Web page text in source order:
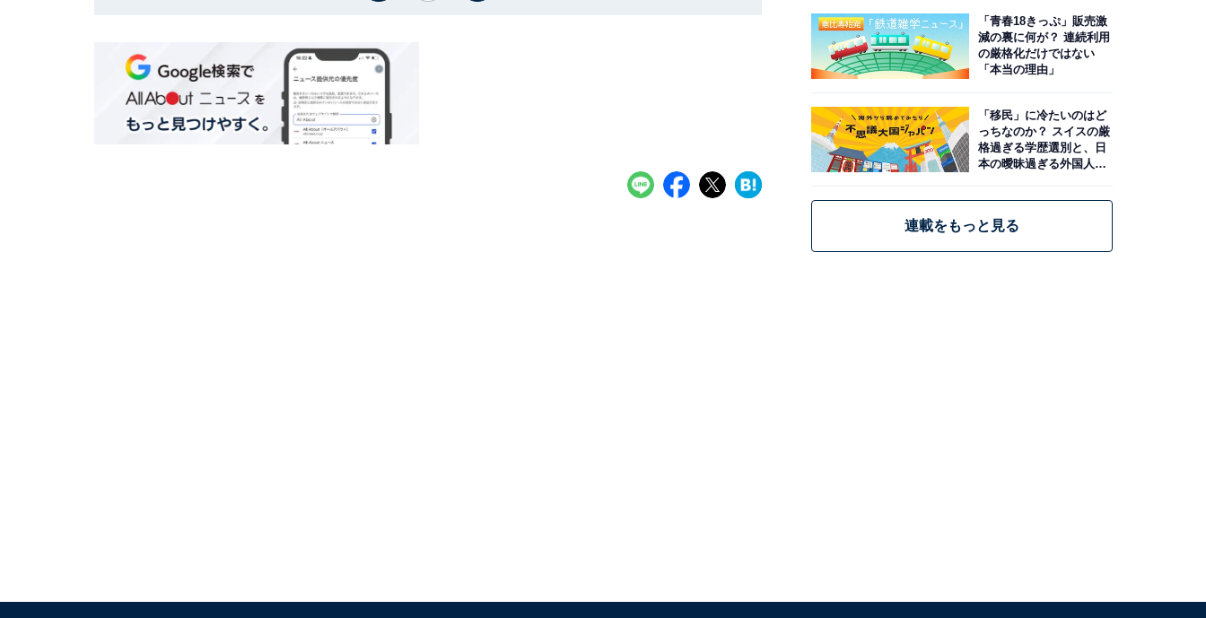
「青春18きっぷ」販売激
減の裏に何が？ 連続利用
の厳格化だけではない
「本当の理由」
「移民」に冷たいのはど
っちなのか？ スイスの厳
格過ぎる学歴選別と、日
本の曖昧過ぎる外国人政
連載をもっと見る